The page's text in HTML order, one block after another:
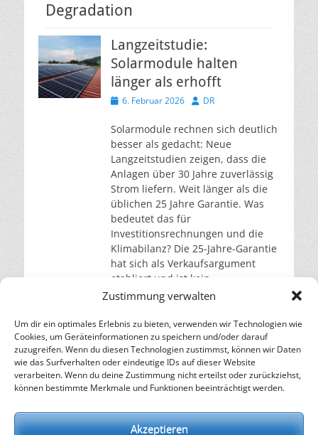
Zustimmung verwalten
Um dir ein optimales Erlebnis zu bieten, verwenden wir Technologien wie
Cookies, um Geräteinformationen zu speichern und/oder darauf
zuzugreifen. Wenn du diesen Technologien zustimmst, können wir Daten
wie das Surfverhalten oder eindeutige IDs auf dieser Website
verarbeiten. Wenn du deine Zustimmung nicht erteilst oder zurückziehst,
können bestimmte Merkmale und Funktionen beeinträchtigt werden.
Akzeptieren
Degradation
Langzeitstudie:
Solarmodule halten
länger als erhofft
Veröffentlicht
6. Februar 2026 Autor
DR
Solarmodule rechnen sich deutlich
besser als gedacht: Neue
Langzeitstudien zeigen, dass die
Anlagen über 30 Jahre zuverlässig
Strom liefern. Weit länger als die
üblichen 25 Jahre Garantie. Was
bedeutet das für
Investitionsrechnungen und die
Klimabilanz? Die 25-Jahre-Garantie
hat sich als Verkaufsargument
etabliert und ist kein
Verfallsdatum. Das ist das Ergebnis
Schweizer Fachhochschule
weiterlesen…
– Energie für die Zukunft –
Nachhaltigkeit, Kreislaufwirtschaft,